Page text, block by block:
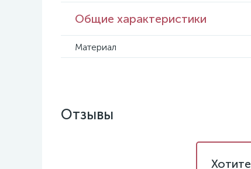
Общие характеристики
Материал
Отзывы